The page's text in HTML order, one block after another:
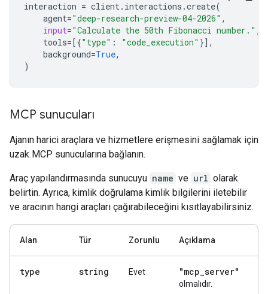
interaction = client. interactions .create(
agent="deep-research-preview-04-2026" ,
input="Calculate the 50th Fibonacci number." ,
tools=[{"type" : "code_execution" }],
background=True,
)
MCP sunucuları
Ajanın harici araçlara ve hizmetlere erişmesini sağlamak için
uzak MCP sunucularına bağlanın.
Araç yapılandırmasında sunucuyu name ve url olarak
belirtin. Ayrıca, kimlik doğrulama kimlik bilgilerini iletebilir
ve aracının hangi araçları çağırabileceğini kısıtlayabilirsiniz.
Alan Tür Zorunlu Açıklama
type string Evet "mcp_server"
olmalıdır.